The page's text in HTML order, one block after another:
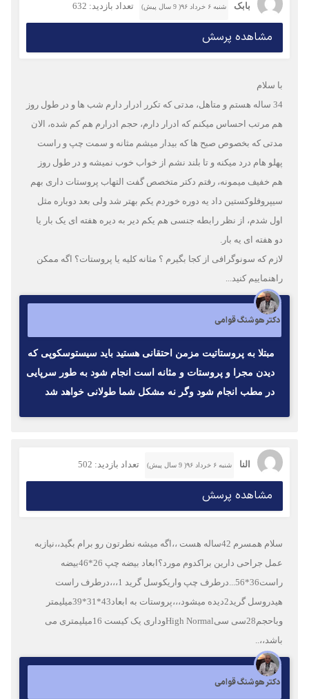
بابک شنبه ۶ خرداد ۹۶( 9 سال پیش) تعداد بازدید: 632
مشاهده پرسش
با سلام
34 ساله هستم و متاهل، مدتی که تکرر ادرار دارم شب ها و در طول روز
هم مرتب احساس میکنم که ادرار دارم، حجم ادرارم هم کم شده، الان
مدتی که بخصوص صبح ها که بیدار میشم مثانه و سمت چپ و راست
پهلو هام درد میکنه و تا بلند نشم از خواب خوب نمیشه و در طول روز
هم خفیف میمونه، رفتم دکتر متخصص گفت التهاب پروستات داری بهم
سیپروفلوکستین داد یه دوره خوردم یکم بهتر شد ولی بعد دوباره مثل
اول شدم، از نظر رابطه جنسی هم یکم دیر به دیره هفته ای یک بار یا
دو هفته ای یه بار.
لازم که سونوگرافی از کجا بگیرم ؟ مثانه کلیه یا پروستات؟ اگه ممکن
راهنماییم کنید...
دکتر هوشنگ قوامی
مبتلا به پروستاتيت مزمن احتقانى هستيد بايد سيستوسكوپى كه
ديدن مجرا و پروستات و مثانه است انجام شود به طور سرپايى
در مطب انجام شود وگر نه مشكل شما طولانى خواهد شد
النا شنبه ۶ خرداد ۹۶( 9 سال پیش) تعداد بازدید: 502
مشاهده پرسش
سلام همسرم 42ساله هست ،،اگه میشه نطرتون رو برام بگید،،نیازبه
عمل جراحی دارین براکدوم مورد؟ابعاد بیضه چپ 26*46بیضه
راست36*56...درطرف چپ واریکوسل گرید 1،،،درطرف راست
هیدروسل گرید2دیده میشود،،،پروستات به ابعاد43*31*39میلیمتر
وباحجم28سی سیHigh Normalوداری یک کیست 16میلیمتری می
باشد،،..
دکتر هوشنگ قوامی